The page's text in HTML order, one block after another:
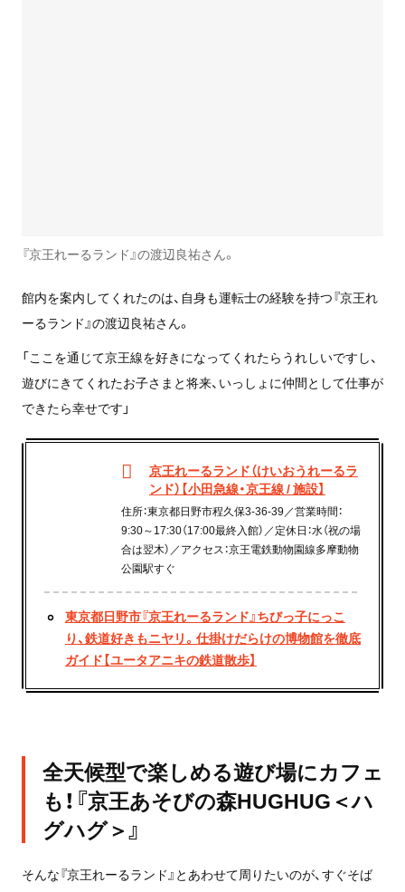
『京王れーるランド』の渡辺良祐さん。
館内を案内してくれたのは、自身も運転士の経験を持つ『京王れ
ーるランド』の渡辺良祐さん。
「ここを通じて京王線を好きになってくれたらうれしいですし、
遊びにきてくれたお子さまと将来、いっしょに仲間として仕事が
できたら幸せです」
京王れーるランド（けいおうれーるラ
ンド）【小田急線・京王線 / 施設】
住所：東京都日野市程久保3-36-39／営業時間：
9:30～17:30（17:00最終入館）／定休日：水（祝の場
合は翌木）／アクセス：京王電鉄動物園線多摩動物
公園駅すぐ
東京都日野市『京王れーるランド』ちびっ子にっこ
り、鉄道好きもニヤリ。仕掛けだらけの博物館を徹底
ガイド【ユータアニキの鉄道散歩】
全天候型で楽しめる遊び場にカフェ
も！『京王あそびの森HUGHUG＜ハ
グハグ＞』
そんな『京王れーるランド』とあわせて周りたいのが、すぐそば